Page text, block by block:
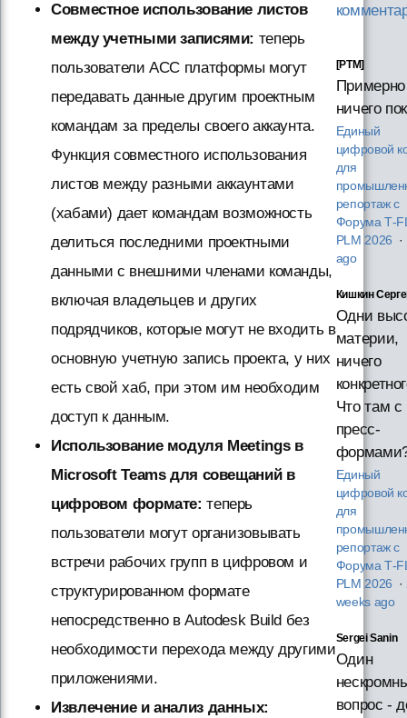
Совместное использование листов
между учетными записями: теперь
пользователи ACC платформы могут
передавать данные другим проектным
командам за пределы своего аккаунта.
Функция совместного использования
листов между разными аккаунтами
(хабами) дает командам возможность
делиться последними проектными
данными с внешними членами команды,
включая владельцев и других
подрядчиков, которые могут не входить в
основную учетную запись проекта, у них
есть свой хаб, при этом им необходим
доступ к данным.
Использование модуля Meetings в
Microsoft Teams для совещаний в
цифровом формате: теперь
пользователи могут организовывать
встречи рабочих групп в цифровом и
структурированном формате
непосредственно в Autodesk Build без
необходимости перехода между другими
приложениями.
Извлечение и анализ данных:
[PTM]
Примерно
ничего
Единый
цифровой
для
репортаж с
Форума
PLM 2026 ·
ago
Кишкин
Одни
материи,
ничего
Что там с
пресс-
Единый
цифровой
для
репортаж с
Форума
PLM 2026 ·
weeks ago
Sergei Sanin
Один
вопрос -